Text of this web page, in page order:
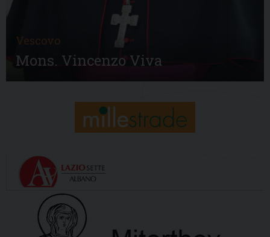
Vescovo
Mons. Vincenzo Viva